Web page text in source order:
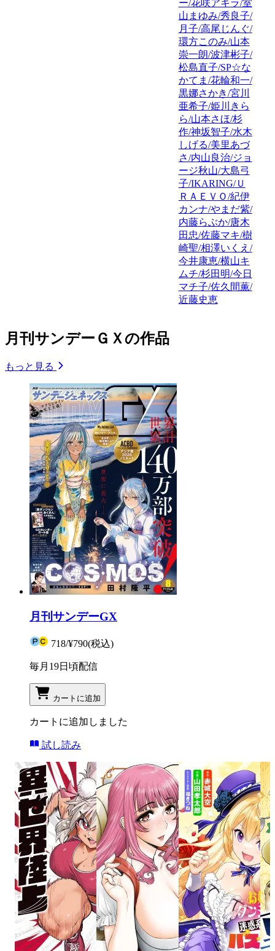
ー/花咲アキラ/室
山まゆみ/秀良子/
月子/高尾じんぐ/
環方このみ/山本
崇一朗/波津彬子/
松島直子/SP☆な
かてま/花輪和一/
黒娜さかき/宮川
亜希子/姫川きら
ら/山本さほ/杉
作/神坂智子/水木
しげる/美里あづ
さ/内山良治/ジョ
ージ秋山/大島弓
子/IKARING/Ｕ
ＲＡＥＶＯ/紀伊
カンナ/やまだ紫/
内藤らぶか/唐木
田忠/佐藤マキ/樹
崎聖/相澤いくえ/
今井康恵/横山キ
ムチ/杉田明/今日
マチ子/佐久間薫/
近藤史恵
月刊サンデーＧＸの作品
もっと見る
月刊サンデーGX
718/¥790(税込)
毎月19日頃配信
カートに追加
カートに追加しました
試し読み